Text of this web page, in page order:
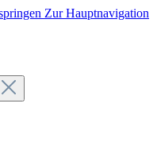
Zur Hauptnavigation